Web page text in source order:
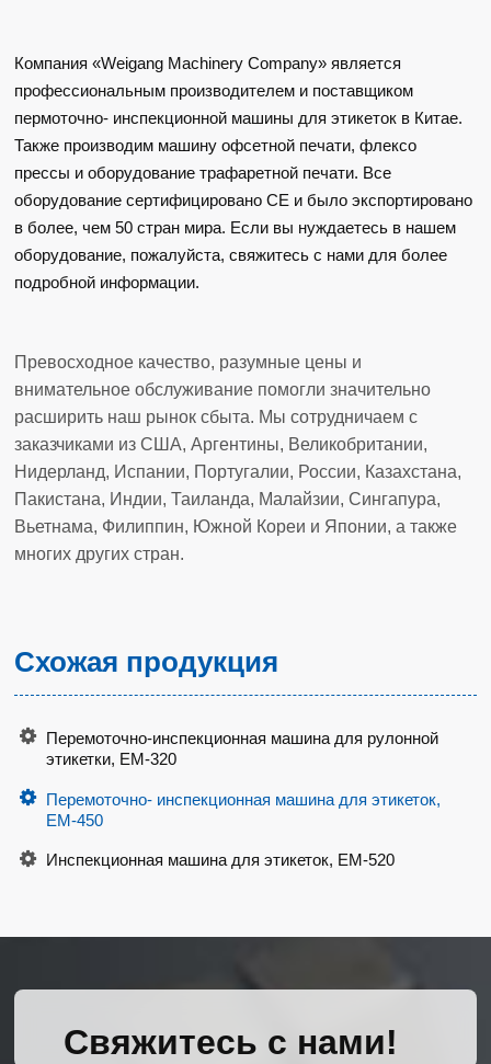
Компания «Weigang Machinery Company» является
профессиональным производителем и поставщиком
пермоточно- инспекционной машины для этикеток в Китае.
Также производим машину офсетной печати, флексо
прессы и оборудование трафаретной печати. Все
оборудование сертифицировано СЕ и было экспортировано
в более, чем 50 стран мира. Если вы нуждаетесь в нашем
оборудование, пожалуйста, свяжитесь с нами для более
подробной информации.
Превосходное качество, разумные цены и
внимательное обслуживание помогли значительно
расширить наш рынок сбыта. Мы сотрудничаем с
заказчиками из США, Аргентины, Великобритании,
Нидерланд, Испании, Португалии, России, Казахстана,
Пакистана, Индии, Таиланда, Малайзии, Сингапура,
Вьетнама, Филиппин, Южной Кореи и Японии, а также
многих других стран.
Схожая продукция
Перемоточно-инспекционная машина для рулонной
этикетки, EM-320
Перемоточно- инспекционная машина для этикеток,
EM-450
Инспекционная машина для этикеток, EM-520
Свяжитесь с нами!